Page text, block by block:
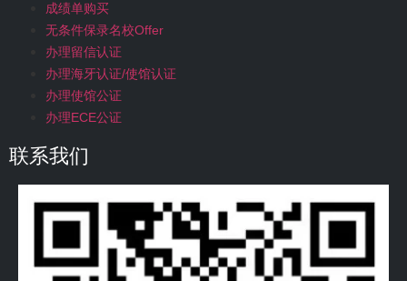
成绩单购买
无条件保录名校Offer
办理留信认证
办理海牙认证/使馆认证
办理使馆公证
办理ECE公证
联系我们